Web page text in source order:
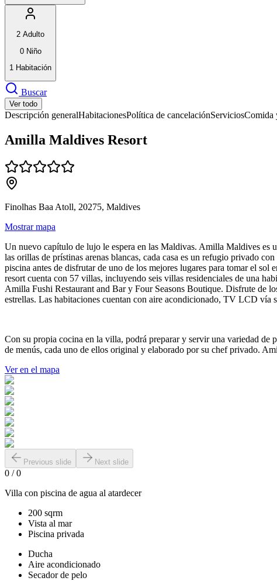
2 Adulto
0 Niño
1 Habitación
Buscar
Ver todo
Descripción generalHabitacionesPolítica de cancelaciónServiciosComida
Amilla Maldives Resort
Finolhas Baa Atoll, 20275, Maldives
Mostrar mapa
Un nuevo capítulo de lujo le espera en las Maldivas. Amilla Maldives es
las orillas de prístinas arenas blancas, cada casa es un refugio privado
piscina antes de disfrutar de uno de los mejores lugares para tomar el
resort cuenta con 57 villas, incluyendo seis villas residenciales de una
Amilla Fushi Restaurant and Bar y Four Seasons Boutique. Disfrute de
estrellas. Las habitaciones cuentan con aire acondicionado, TV LCD
Con su propia cocina en la villa, podrá preparar y servir una variedad de
de menús, cada uno de ellos original y elaborado por su chef privado.
Ver en el mapa
Previous slide Next slide
0 /0
Villa con piscina de agua al atardecer
200 sqrm
Vista al mar
Piscina privada
Ducha
Aire acondicionado
Secador de pelo